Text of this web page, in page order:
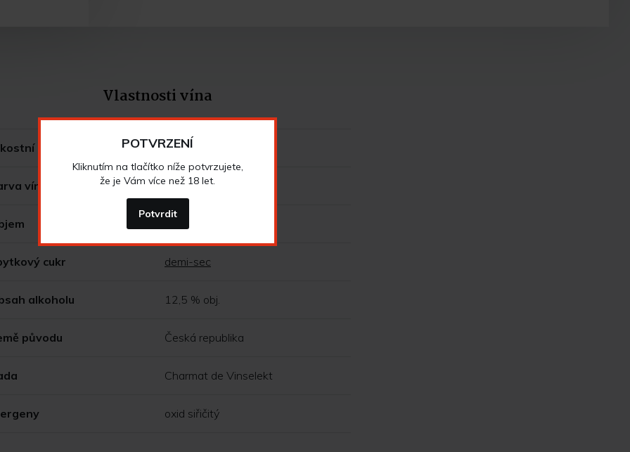
Vlastnosti vína
zatřídění jakostní šumivé víno
vína bílé
cukr demi-sec
alkoholu 12,5 % obj.
původu Česká republika
Charmat de Vinselekt
oxid siřičitý
POTVRZENÍ
Kliknutím na tlačítko níže potvrzujete,
že je Vám více než 18 let.
Potvrdit